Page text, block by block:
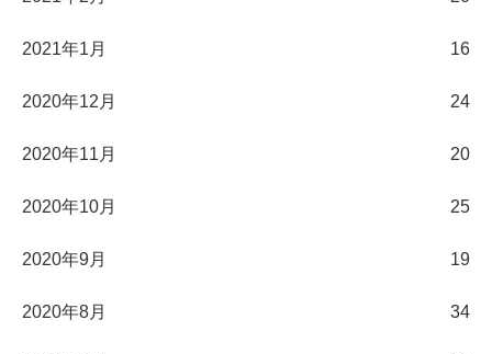
2021年1月 16
2020年12月 24
2020年11月 20
2020年10月 25
2020年9月 19
2020年8月 34